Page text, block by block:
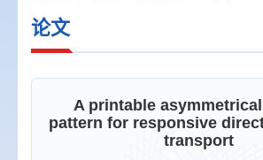
论文
A printable
pattern for responsive
transport